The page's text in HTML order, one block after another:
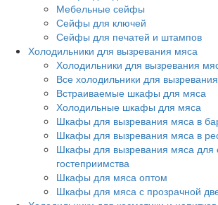
Мебельные сейфы
Сейфы для ключей
Сейфы для печатей и штампов
Холодильники для вызревания мяса
Холодильники для вызревания
Все холодильники для
Встраиваемые шкафы для мяса
Холодильные шкафы для мяса
Шкафы для вызревания мяса в
Шкафы для вызревания мяса в
Шкафы для вызревания мяса
гостеприимства
Шкафы для мяса оптом
Шкафы для мяса с прозрачной